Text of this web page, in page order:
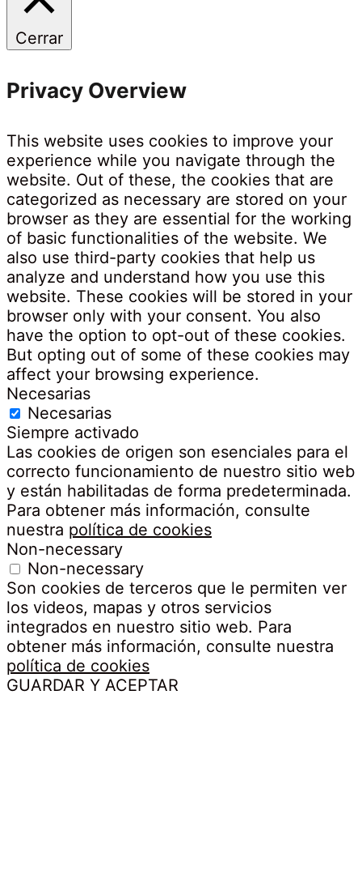
Cerrar
Privacy Overview
This website uses cookies to improve your
experience while you navigate through the
website. Out of these, the cookies that are
categorized as necessary are stored on your
browser as they are essential for the working
of basic functionalities of the website. We
also use third-party cookies that help us
analyze and understand how you use this
website. These cookies will be stored in your
browser only with your consent. You also
have the option to opt-out of these cookies.
But opting out of some of these cookies may
affect your browsing experience.
Necesarias
Necesarias
Siempre activado
Las cookies de origen son esenciales para el
correcto funcionamiento de nuestro sitio web
y están habilitadas de forma predeterminada.
Para obtener más información, consulte
nuestra política de cookies
Non-necessary
Non-necessary
Son cookies de terceros que le permiten ver
los videos, mapas y otros servicios
integrados en nuestro sitio web. Para
obtener más información, consulte nuestra
política de cookies
GUARDAR Y ACEPTAR